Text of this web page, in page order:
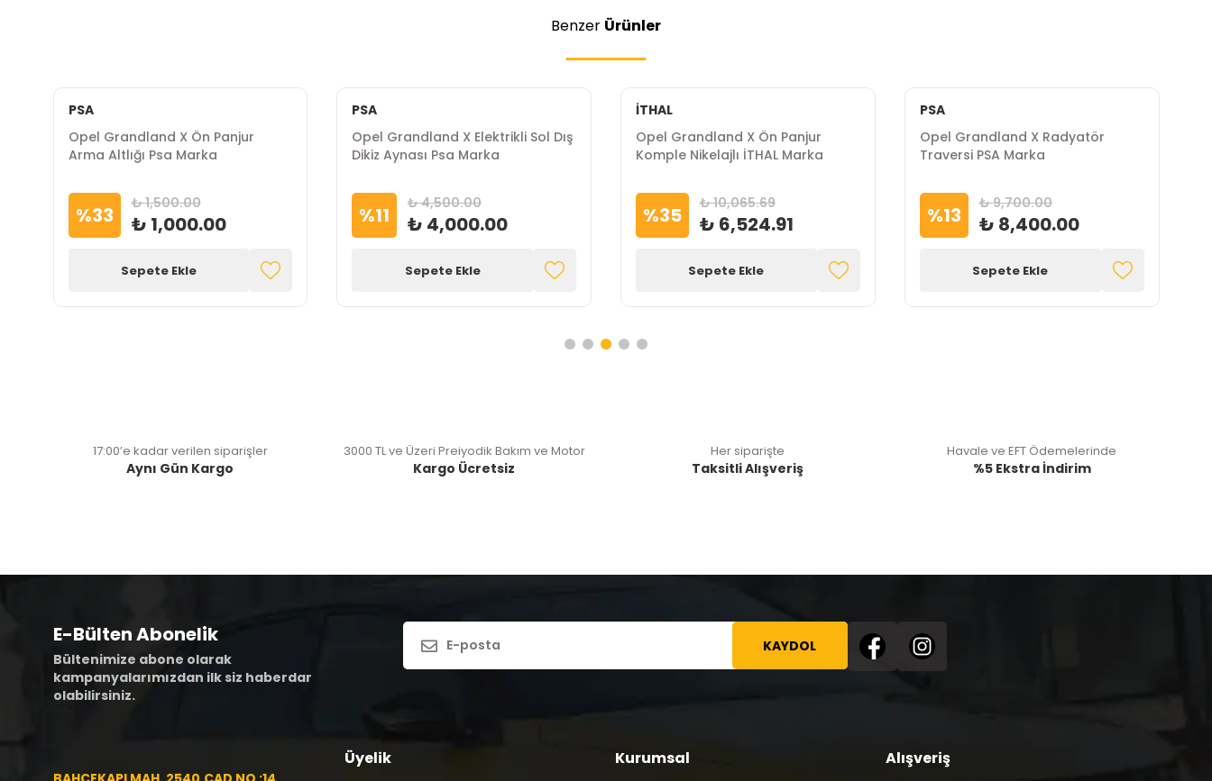
Benzer Ürünler
PSA
Opel Grandland X Ön Panjur
Arma Altlığı Psa Marka
%33 ₺ 1,500.00
₺ 1,000.00
Sepete Ekle
PSA
Opel Grandland X Elektrikli Sol Dış
Dikiz Aynası Psa Marka
%11 ₺ 4,500.00
₺ 4,000.00
Sepete Ekle
İTHAL
Opel Grandland X Ön Panjur
Komple Nikelajlı İTHAL Marka
%35 ₺ 10,065.69
₺ 6,524.91
Sepete Ekle
PSA
Opel Grandland X Radyatör
Traversi PSA Marka
%13 ₺ 9,700.00
₺ 8,400.00
Sepete Ekle
17:00’e kadar verilen siparişler
Aynı Gün Kargo
3000 TL ve Üzeri Preiyodik Bakım ve Motor
Kargo Ücretsiz
Her siparişte
Taksitli Alışveriş
Havale ve EFT Ödemelerinde
%5 Ekstra İndirim
E-Bülten Abonelik
Bültenimize abone olarak
kampanyalarımızdan ilk siz haberdar
olabilirsiniz.
KAYDOL
Üyelik Kurumsal Alışveriş